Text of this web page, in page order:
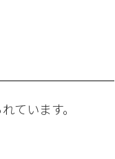
ています。